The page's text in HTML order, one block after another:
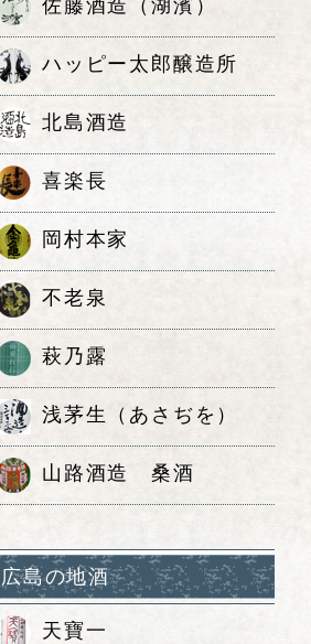
佐藤酒造（湖濱）
ハッピー太郎醸造所
北島酒造
喜楽長
岡村本家
不老泉
萩乃露
浅茅生（あさぢを）
山路酒造 桑酒
広島の地酒
天寶一